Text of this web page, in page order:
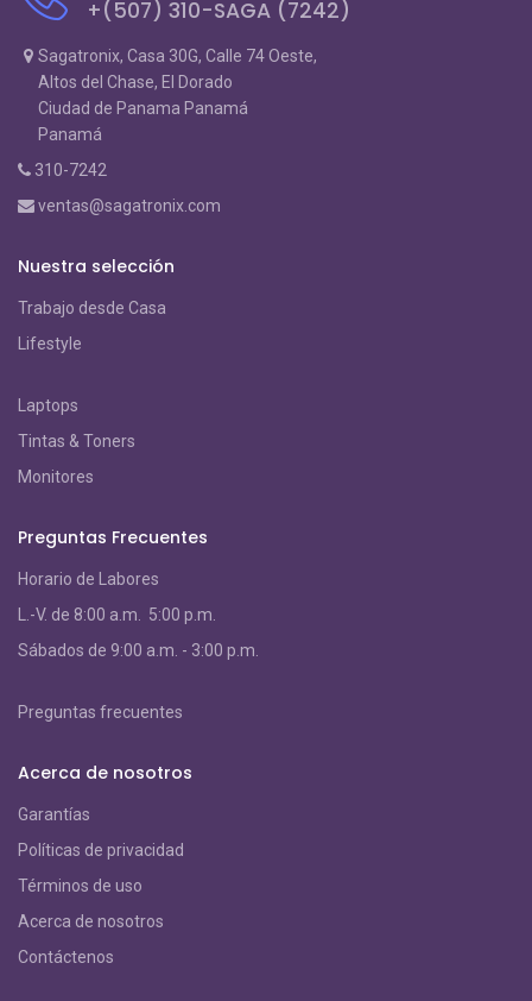
+(507) 310-SAGA (7242)
Sagatronix, Casa 30G, Calle 74 Oeste,
Altos del Chase, El Dorado
Ciudad de Panama Panamá
Panamá
310-7242
ventas@sagatronix.com
Nuestra selección
Trabajo desde Casa
Lifestyle
Laptops
Tintas & Toners
Monitores
Preguntas Frecuentes
Horario de Labores
L.-V. de 8:00 a.m. 5:00 p.m.
Sábados de 9:00 a.m. - 3:00 p.m.
Preguntas frecuentes
Acerca de nosotros
Garantías
Políticas de privacidad
Términos de uso
Acerca de nosotros
Contáctenos